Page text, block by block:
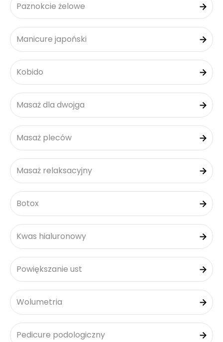
Paznokcie żelowe
Manicure japoński
Kobido
Masaż dla dwojga
Masaż pleców
Masaż relaksacyjny
Botox
Kwas hialuronowy
Powiększanie ust
Wolumetria
Pedicure podologiczny